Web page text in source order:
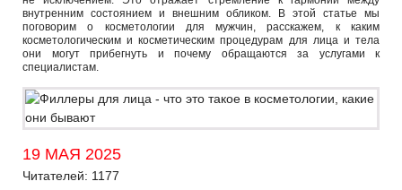
внутренним состоянием и внешним обликом. В этой статье мы
поговорим о косметологии для мужчин, расскажем, к каким
косметологическим и косметическим процедурам для лица и тела
они могут прибегнуть и почему обращаются за услугами к
специалистам.
19 МАЯ 2025
Читателей: 1177